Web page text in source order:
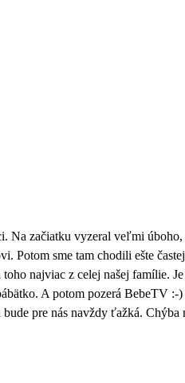
začiatku vyzeral veľmi
sme tam chodili ešte
najviac z celej našej famílie.
A potom pozerá BebeTV
pre nás navždy ťažká. Chýba